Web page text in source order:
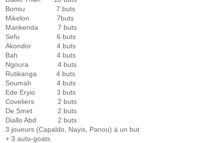
Bonsu 7 buts
Mikelon 7buts
Mankenda 7 buts
Sefu 6 buts
Akondor 4 buts
Bah 4 buts
Ngoura 4 buts
Rutikanga 4 buts
Soumah 4 buts
Ede Eryio 3 buts
Coveliers 2 buts
De Smet 2 buts
Diallo Abd. 2 buts
3 joueurs (Capaldo, Nayis, Panou) à un but
+ 3 auto-goats